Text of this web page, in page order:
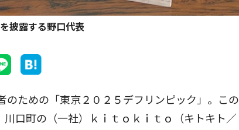
披露する野口代表
ための「東京２０２５デフリンピック」。この
口町の（一社）ｋｉｔｏｋｉｔｏ（キトキト／